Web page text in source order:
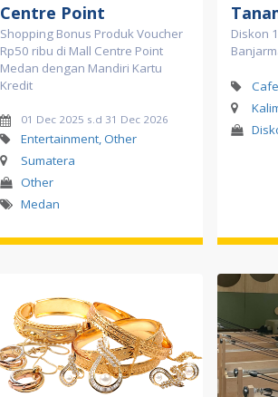
Centre Point
Shopping Bonus Produk Voucher
Rp50 ribu di Mall Centre Point
Medan dengan Mandiri Kartu
Kredit
01 Dec 2025 s.d 31 Dec 2026
Entertainment, Other
Sumatera
Other
Medan
Diskon